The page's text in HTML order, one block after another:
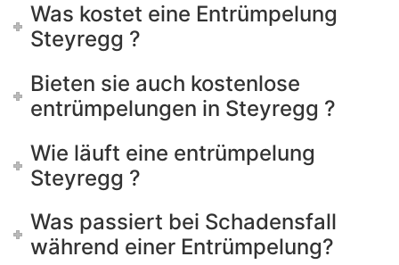
Was kostet eine Entrümpelung
Steyregg ?
Bieten sie auch kostenlose
entrümpelungen in Steyregg ?
Wie läuft eine entrümpelung
Steyregg ?
Was passiert bei Schadensfall
während einer Entrümpelung?